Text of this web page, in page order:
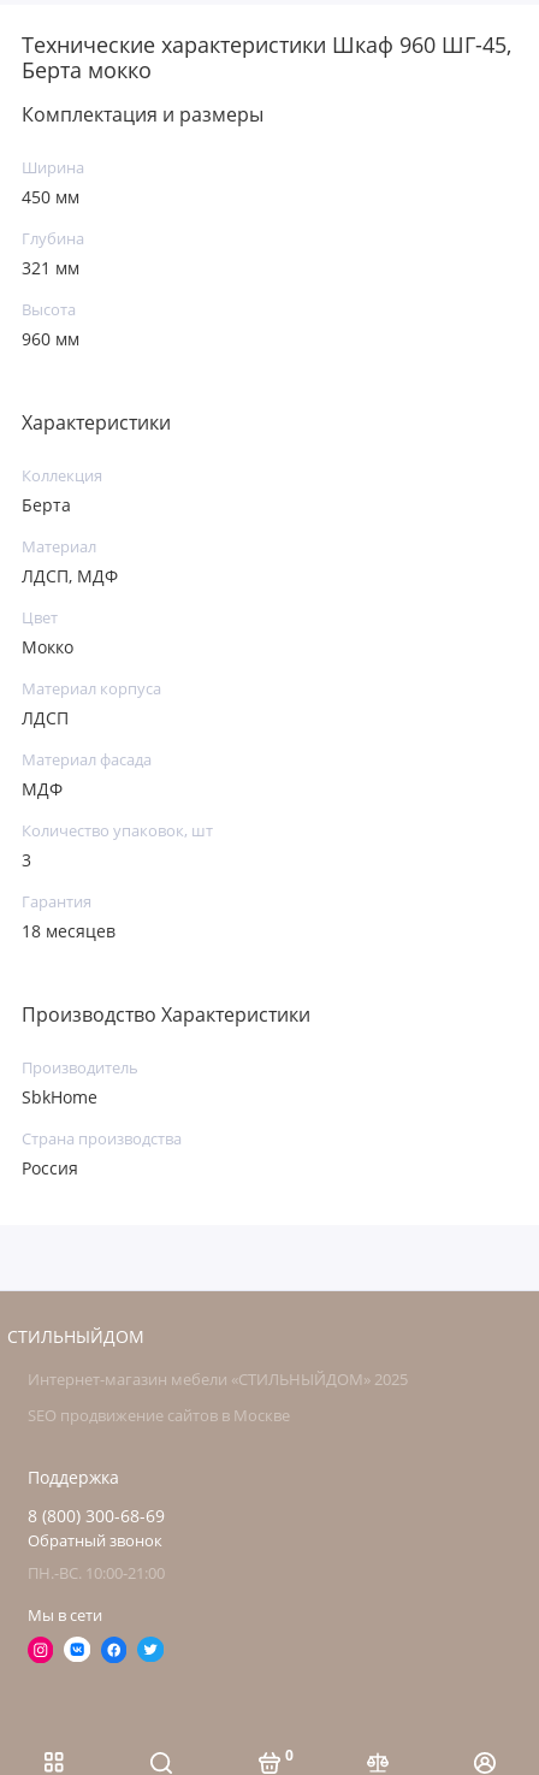
0
Технические характеристики Шкаф 960 ШГ-45,
Берта мокко
Комплектация и размеры
Ширина
450 мм
Глубина
321 мм
Высота
960 мм
Характеристики
Коллекция
Берта
Материал
ЛДСП, МДФ
Цвет
Мокко
Материал корпуса
ЛДСП
Материал фасада
МДФ
Количество упаковок, шт
3
Гарантия
18 месяцев
Производство Характеристики
Производитель
SbkHome
Страна производства
Россия
СТИЛЬНЫЙДОМ
Интернет-магазин мебели «СТИЛЬНЫЙДОМ» 2025
SEO продвижение сайтов в Москве
Поддержка
8 (800) 300-68-69
Обратный звонок
ПН.-ВС. 10:00-21:00
Мы в сети